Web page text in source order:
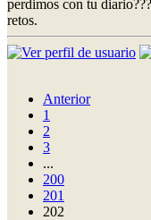
perdimos con tu
retos.
Anterior
1
2
3
...
200
201
202